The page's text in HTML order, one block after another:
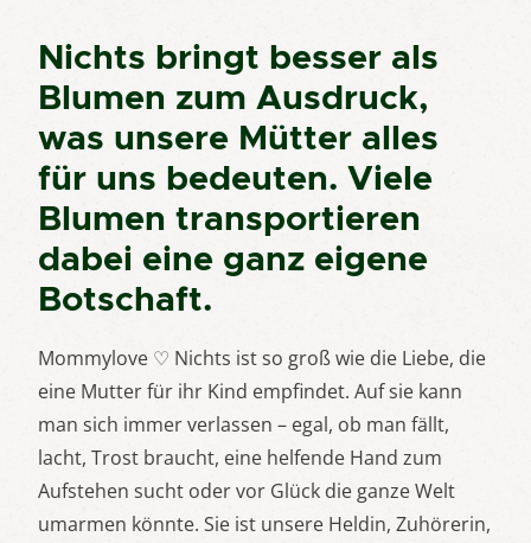
Nichts bringt besser als
Blumen zum Ausdruck,
was unsere Mütter alles
für uns bedeuten. Viele
Blumen transportieren
dabei eine ganz eigene
Botschaft.
Mommylove ♡ Nichts ist so groß wie die Liebe, die
eine Mutter für ihr Kind empfindet. Auf sie kann
man sich immer verlassen – egal, ob man fällt,
lacht, Trost braucht, eine helfende Hand zum
Aufstehen sucht oder vor Glück die ganze Welt
umarmen könnte. Sie ist unsere Heldin, Zuhörerin,